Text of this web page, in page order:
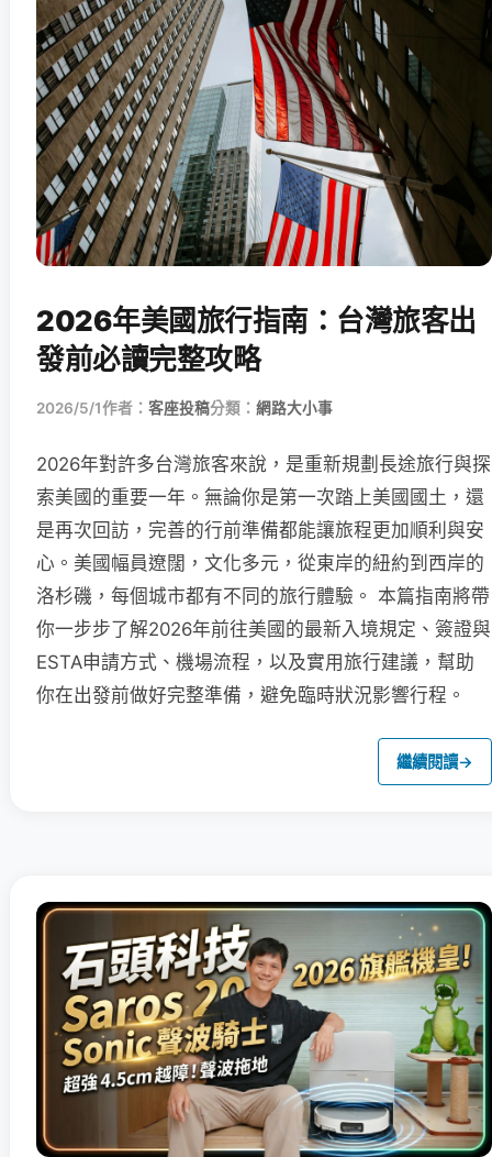
2026年美國旅行指南：台灣旅客出
發前必讀完整攻略
2026/5/1作者： 客座投稿分類： 網路大小事
2026年對許多台灣旅客來說，是重新規劃長途旅行與探
索美國的重要一年。無論你是第一次踏上美國國土，還
是再次回訪，完善的行前準備都能讓旅程更加順利與安
心。美國幅員遼闊，文化多元，從東岸的紐約到西岸的
洛杉磯，每個城市都有不同的旅行體驗。 本篇指南將帶
你一步步了解2026年前往美國的最新入境規定、簽證與
ESTA申請方式、機場流程，以及實用旅行建議，幫助
你在出發前做好完整準備，避免臨時狀況影響行程。
繼續閱讀→